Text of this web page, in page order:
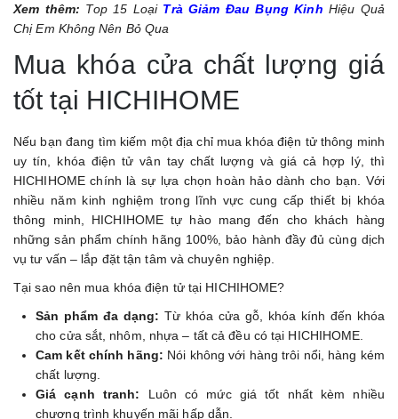
Xem thêm: Top 15 LoạiTrà Giảm Đau Bụng Kinh Hiệu Quả
Chị Em Không Nên Bỏ Qua
Mua khóa cửa chất lượng giá
tốt tại HICHIHOME
Nếu bạn đang tìm kiếm một địa chỉ mua khóa điện tử thông minh
uy tín, khóa điện tử vân tay chất lượng và giá cả hợp lý, thì
HICHIHOME chính là sự lựa chọn hoàn hảo dành cho bạn. Với
nhiều năm kinh nghiệm trong lĩnh vực cung cấp thiết bị khóa
thông minh, HICHIHOME tự hào mang đến cho khách hàng
những sản phẩm chính hãng 100%, bảo hành đầy đủ cùng dịch
vụ tư vấn – lắp đặt tận tâm và chuyên nghiệp.
Tại sao nên mua khóa điện tử tại HICHIHOME?
Sản phẩm đa dạng: Từ khóa cửa gỗ, khóa kính đến khóa
cho cửa sắt, nhôm, nhựa – tất cả đều có tại HICHIHOME.
Cam kết chính hãng: Nói không với hàng trôi nổi, hàng kém
chất lượng.
Giá cạnh tranh: Luôn có mức giá tốt nhất kèm nhiều
chương trình khuyến mãi hấp dẫn.